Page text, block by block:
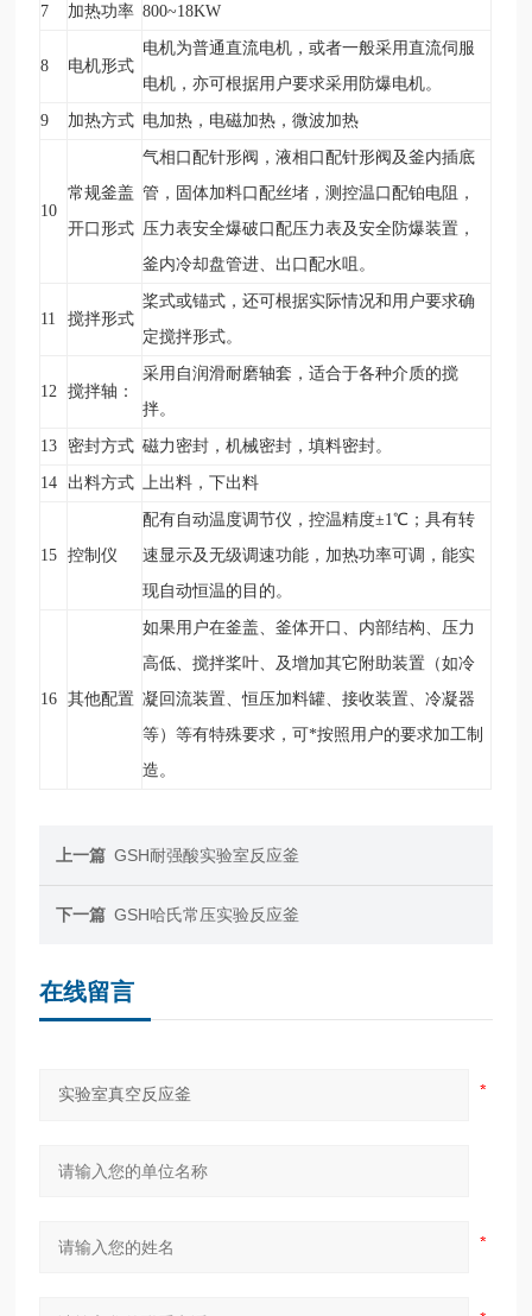
7 加热功率 800~18KW
8 电机形式
电机为普通直流电机，或者一般采用直流伺服
电机，亦可根据用户要求采用防爆电机。
9 加热方式 电加热，电磁加热，微波加热
10
常规釜盖
开口形式
气相口配针形阀，液相口配针形阀及釜内插底
管，固体加料口配丝堵，测控温口配铂电阻，
压力表安全爆破口配压力表及安全防爆装置，
釜内冷却盘管进、出口配水咀。
11 搅拌形式
桨式或锚式，还可根据实际情况和用户要求确
定搅拌形式。
12 搅拌轴：
采用自润滑耐磨轴套，适合于各种介质的搅
拌。
13 密封方式 磁力密封，机械密封，填料密封。
14 出料方式 上出料，下出料
15 控制仪
配有自动温度调节仪，控温精度±1℃ ；具有转
速显示及无级调速功能，加热功率可调，能实
现自动恒温的目的。
16 其他配置
如果用户在釜盖、釜体开口、内部结构、压力
高低、搅拌桨叶、及增加其它附助装置（如冷
凝回流装置、恒压加料罐、接收装置、冷凝器
等）等有特殊要求，可*按照用户的要求加工制
造 。
上一篇 GSH耐强酸实验室反应釜
下一篇 GSH哈氏常压实验反应釜
在线留言